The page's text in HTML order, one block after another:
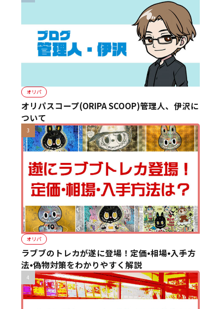
オリパ
オリパスコープ(ORIPA SCOOP)管理人、伊沢に
ついて
オリパ
ラブブのトレカが遂に登場！定価•相場•入手方
法•偽物対策をわかりやすく解説